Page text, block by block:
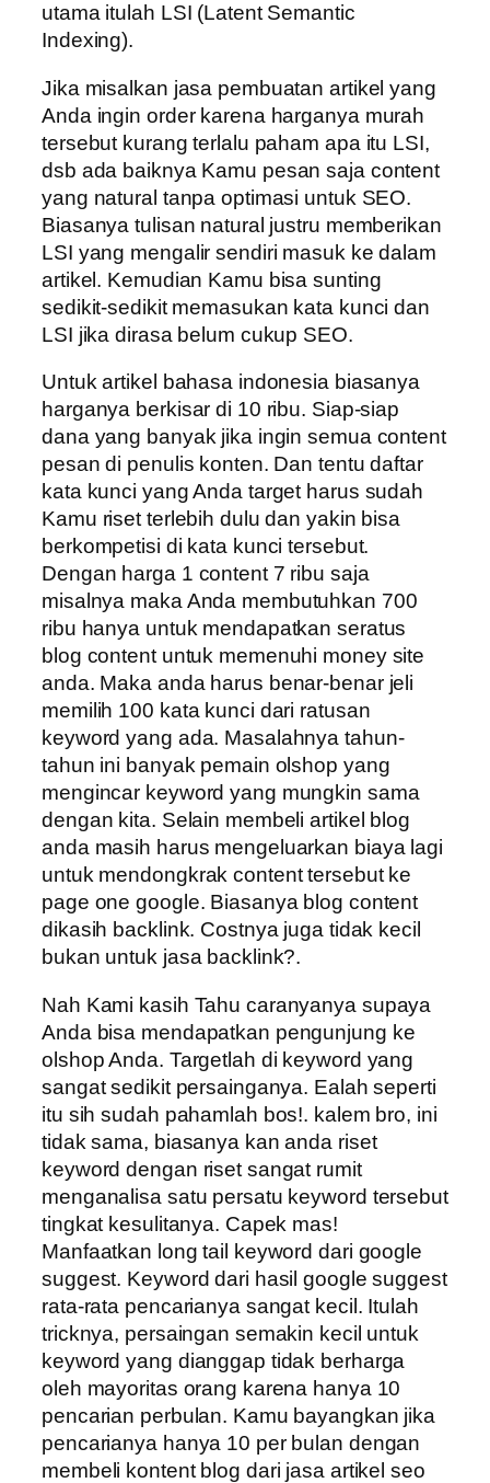
utama itulah LSI (Latent Semantic
Indexing).
Jika misalkan jasa pembuatan artikel yang
Anda ingin order karena harganya murah
tersebut kurang terlalu paham apa itu LSI,
dsb ada baiknya Kamu pesan saja content
yang natural tanpa optimasi untuk SEO.
Biasanya tulisan natural justru memberikan
LSI yang mengalir sendiri masuk ke dalam
artikel. Kemudian Kamu bisa sunting
sedikit-sedikit memasukan kata kunci dan
LSI jika dirasa belum cukup SEO.
Untuk artikel bahasa indonesia biasanya
harganya berkisar di 10 ribu. Siap-siap
dana yang banyak jika ingin semua content
pesan di penulis konten. Dan tentu daftar
kata kunci yang Anda target harus sudah
Kamu riset terlebih dulu dan yakin bisa
berkompetisi di kata kunci tersebut.
Dengan harga 1 content 7 ribu saja
misalnya maka Anda membutuhkan 700
ribu hanya untuk mendapatkan seratus
blog content untuk memenuhi money site
anda. Maka anda harus benar-benar jeli
memilih 100 kata kunci dari ratusan
keyword yang ada. Masalahnya tahun-
tahun ini banyak pemain olshop yang
mengincar keyword yang mungkin sama
dengan kita. Selain membeli artikel blog
anda masih harus mengeluarkan biaya lagi
untuk mendongkrak content tersebut ke
page one google. Biasanya blog content
dikasih backlink. Costnya juga tidak kecil
bukan untuk jasa backlink?.
Nah Kami kasih Tahu caranyanya supaya
Anda bisa mendapatkan pengunjung ke
olshop Anda. Targetlah di keyword yang
sangat sedikit persainganya. Ealah seperti
itu sih sudah pahamlah bos!. kalem bro, ini
tidak sama, biasanya kan anda riset
keyword dengan riset sangat rumit
menganalisa satu persatu keyword tersebut
tingkat kesulitanya. Capek mas!
Manfaatkan long tail keyword dari google
suggest. Keyword dari hasil google suggest
rata-rata pencarianya sangat kecil. Itulah
tricknya, persaingan semakin kecil untuk
keyword yang dianggap tidak berharga
oleh mayoritas orang karena hanya 10
pencarian perbulan. Kamu bayangkan jika
pencarianya hanya 10 per bulan dengan
membeli kontent blog dari jasa artikel seo